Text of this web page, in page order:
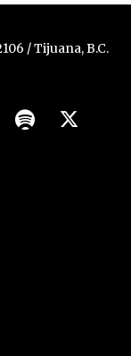
/ Tijuana, B.C.